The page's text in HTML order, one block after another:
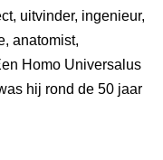
uitvinder, ingenieur,
anatomist,
Homo Universalus
hij rond de 50 jaar